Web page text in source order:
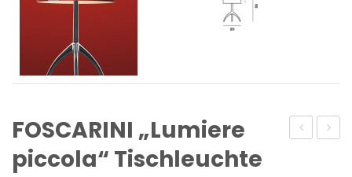
FOSCARINI „Lumiere
piccola“ Tischleuchte